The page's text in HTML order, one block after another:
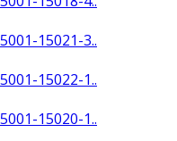
15021-3..
15022-1..
15020-1..